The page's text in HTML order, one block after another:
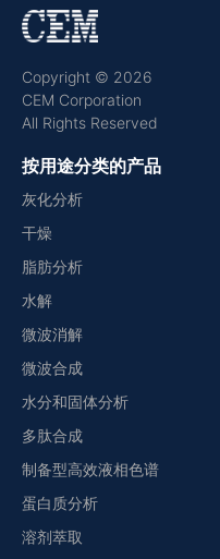
Copyright © 2026
CEM Corporation
All Rights Reserved
按用途分类的产品
灰化分析
干燥
脂肪分析
水解
微波消解
微波合成
水分和固体分析
多肽合成
制备型高效液相色谱
蛋白质分析
溶剂萃取